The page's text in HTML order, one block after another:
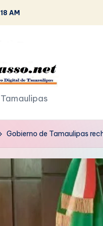
AM
Gobierno de Tamaulipas